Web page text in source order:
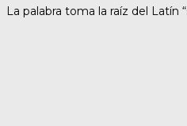
La palabra toma la raíz del Latín